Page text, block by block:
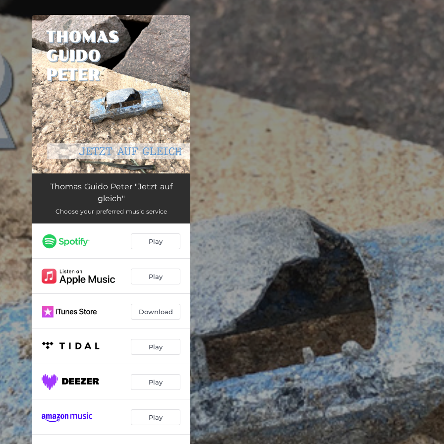
You're all set!
Jetzt auf gleich 03:37
Thomas Guido Peter "Jetzt auf
gleich"
Choose your preferred music service
Play
Play
Download
Play
Play
Play